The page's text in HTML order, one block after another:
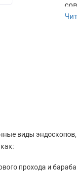
виды
прохода и